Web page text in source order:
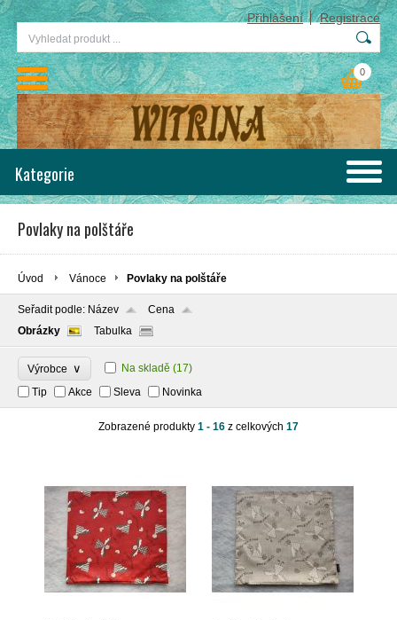
Přihlášení Registrace
0
Kategorie
Povlaky na polštáře
Úvod Vánoce Povlaky na polštáře
Seřadit podle: Název
Cena
Obrázky
Tabulka
Výrobce ∨ Na skladě (17)
Tip
Akce Sleva Novinka
Zobrazené produkty 1 - 16 z celkových 17